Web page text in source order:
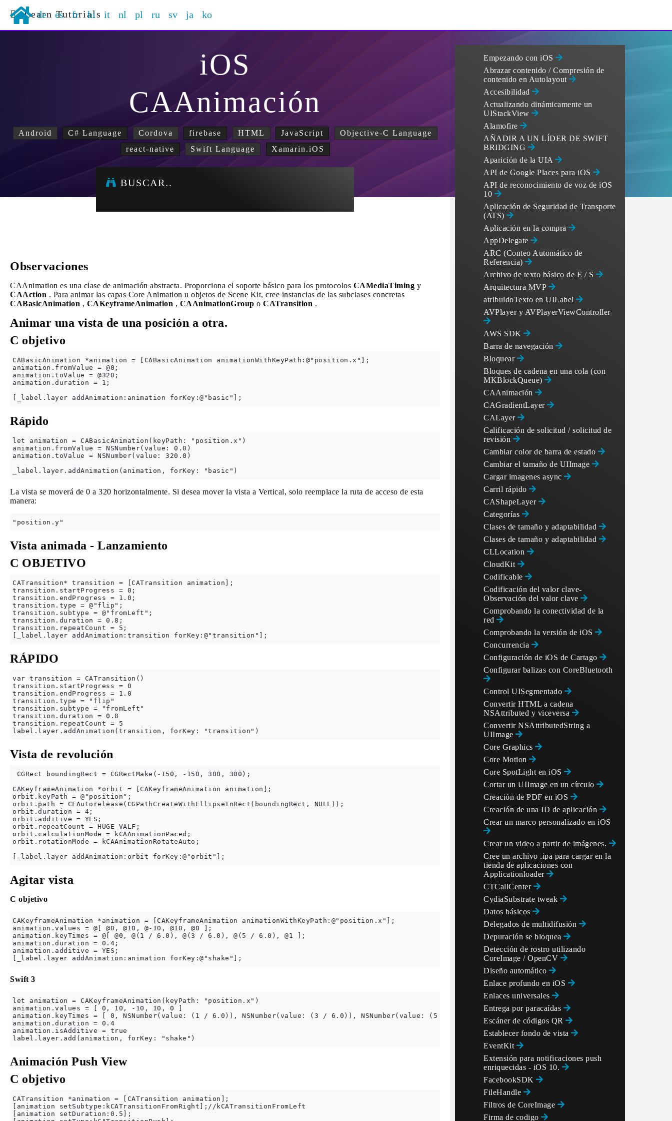
Learn Tutorials
de es fr hi it nl pl ru sv ja ko
iOS
CAAnimación
Android C# Language Cordova firebase HTML JavaScript
Objective-C Language
react-native
Swift Language Xamarin.iOS
BUSCAR..
Observaciones
CAAnimation es una clase de animación abstracta. Proporciona el soporte básico para los protocolos CAMediaTiming y
CAAction . Para animar las capas Core Animation u objetos de Scene Kit, cree instancias de las subclases concretas
CABasicAnimation , CAKeyframeAnimation , CAAnimationGroup o CATransition .
Animar una vista de una posición a otra.
C objetivo
CABasicAnimation *animation = [CABasicAnimation animationWithKeyPath:@"position.x"];
animation.fromValue = @0;
animation.toValue = @320;
animation.duration = 1;
Rápido
let animation = CABasicAnimation(keyPath: "position.x")
animation.fromValue = NSNumber(value: 0.0)
animation.toValue = NSNumber(value: 320.0)
La vista se moverá de 0 a 320 horizontalmente. Si desea mover la vista a Vertical, solo reemplace la ruta de acceso de esta
manera:
Vista animada - Lanzamiento
C OBJETIVO
CATransition* transition = [CATransition animation];
transition.startProgress = 0;
transition.endProgress = 1.0;
transition.type = @"flip";
transition.subtype = @"fromLeft";
transition.duration = 0.8;
transition.repeatCount = 5;
RÁPIDO
var transition = CATransition()
transition.startProgress = 0
transition.endProgress = 1.0
transition.type = "flip"
transition.subtype = "fromLeft"
transition.duration = 0.8
transition.repeatCount = 5
Vista de revolución
CGRect boundingRect = CGRectMake(-150, -150, 300, 300);
CAKeyframeAnimation *orbit = [CAKeyframeAnimation animation];
orbit.keyPath = @"position";
orbit.path = CFAutorelease(CGPathCreateWithEllipseInRect(boundingRect, NULL));
orbit.duration = 4;
orbit.additive = YES;
orbit.repeatCount = HUGE_VALF;
orbit.calculationMode = kCAAnimationPaced;
orbit.rotationMode = kCAAnimationRotateAuto;
Agitar vista
C objetivo
CAKeyframeAnimation *animation = [CAKeyframeAnimation animationWithKeyPath:@"position.x"];
animation.values = @[ @0, @10, @-10, @10, @0 ];
animation.keyTimes = @[ @0, @(1 / 6.0), @(3 / 6.0), @(5 / 6.0), @1 ];
animation.duration = 0.4;
animation.additive = YES;
Swift 3
let animation = CAKeyframeAnimation(keyPath: "position.x")
animation.values = [ 0, 10, -10, 10, 0 ]
animation.keyTimes = [ 0, NSNumber(value: (1 / 6.0)), NSNumber(value: (3 / 6.0)), NSNumber(value: (5 / 6.0)), 1 ]
animation.duration = 0.4
animation.isAdditive = true
Animación Push View
C objetivo
CATransition *animation = [CATransition animation];
[animation setSubtype:kCATransitionFromRight];//kCATransitionFromLeft
[animation setDuration:0.5];
Empezando con iOS
Abrazar contenido / Compresión de
contenido en Autolayout
Accesibilidad
Actualizando dinámicamente un
UIStackView
Alamofire
AÑADIR A UN LÍDER DE SWIFT
BRIDGING
Aparición de la UIA
API de Google Places para iOS
API de reconocimiento de voz de iOS
10
Aplicación de Seguridad de Transporte
(ATS)
Aplicación en la compra
AppDelegate
ARC (Conteo Automático de
Referencia)
Archivo de texto básico de E / S
Arquitectura MVP
atribuidoTexto en UILabel
AVPlayer y AVPlayerViewController
AWS SDK
Barra de navegación
Bloquear
Bloques de cadena en una cola (con
MKBlockQueue)
CAAnimación
CAGradientLayer
CALayer
Calificación de solicitud / solicitud de
revisión
Cambiar color de barra de estado
Cambiar el tamaño de UIImage
Cargar imagenes async
Carril rápido
CAShapeLayer
Categorías
Clases de tamaño y adaptabilidad
Clases de tamaño y adaptabilidad
CLLocation
CloudKit
Codificable
Codificación del valor clave-
Observación del valor clave
Comprobando la conectividad de la
red
Comprobando la versión de iOS
Concurrencia
Configuración de iOS de Cartago
Configurar balizas con CoreBluetooth
Control UISegmentado
Convertir HTML a cadena
NSAttributed y viceversa
Convertir NSAttributedString a
UIImage
Core Graphics
Core Motion
Core SpotLight en iOS
Cortar un UIImage en un círculo
Creación de PDF en iOS
Creación de una ID de aplicación
Crear un marco personalizado en iOS
Crear un video a partir de imágenes.
Cree un archivo .ipa para cargar en la
tienda de aplicaciones con
Applicationloader
CTCallCenter
CydiaSubstrate tweak
Datos básicos
Delegados de multidifusión
Depuración se bloquea
Detección de rostro utilizando
CoreImage / OpenCV
Diseño automático
Enlace profundo en iOS
Enlaces universales
Entrega por paracaídas
Escáner de códigos QR
Establecer fondo de vista
EventKit
Extensión para notificaciones push
enriquecidas - iOS 10.
FacebookSDK
FileHandle
Filtros de CoreImage
Firma de codigo